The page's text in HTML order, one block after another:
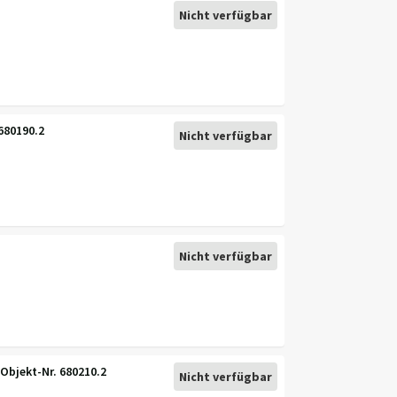
Nicht verfügbar
Nicht verfügbar
Nicht verfügbar
Nr. 680210.2 Nicht verfügbar